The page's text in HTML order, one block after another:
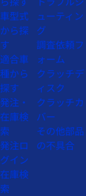
車型式
から探
す
適合車
種から
探す
発注・
在庫検
索
発注ロ
グイン
在庫検
索
ューティン
グ
調査依頼フ
ォーム
クラッチデ
ィスク
クラッチカ
バー
その他部品
の不具合